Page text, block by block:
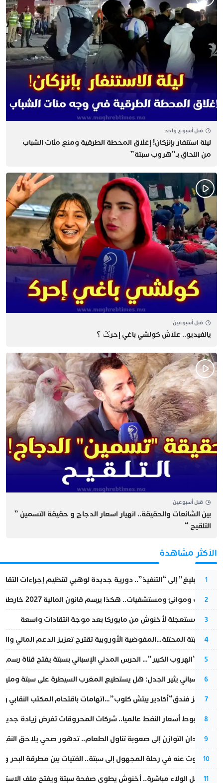
قبل أسبوع واحد
​ليلة استنفار بإنزكان! إغلاق المحطة الطرقية ومنع مئات الشباب
من اللحاق بـ”هروب سبتة”
قبل أسبوعين
يالفيديو.. علاش كولشي باغي إحرݣ ؟
قبل أسبوعين
بين الشائعات والحقيقة.. انهيار اسعار الدجاج و حقيقة التسمين ”
التلقيح “
الأكثر مشاهدة
1
من “التبليغ” إلى “التنفيذ”.. دورية جديدة لوهبي لتنظيم إجراءات
2
قطارات وموانئ ومستشفيات.. هكذا يرسم قانون المالية 2027 خارطة المغرب المقبل
3
عودة مستعجلة لأخنوش من مايوركا بعد موجة انتقادات واسعة
4
أزمة سبتة المحتلة…المفوضية الأوروبية تقترح تعزيز الدعم المالي
5
عملية “الهروب الكبير”… الحرس المدني الإسباني بسبتة يفتح قناة
6
تقرير إسباني يثير الجدل: هل يستطيع المغرب السيطرة على سبتة
7
أزمة تهز فندق“أكادير بيتش كلوب”…اتهامات باقتحام المكتب النقابي
8
رغم هبوط أسعار النفط عالميا.. شركات المحروقات تفرض زيادة
9
من فقدان التوازن إلى صعوبة تناول الطعام.. تدهور صحي يلاحق النقيب
10
المسكوت عنه في رحلة المجهول إلى سبتة.. الفتيات بين مطرقة البحر
11
بعد حفل الولاء مباشرة.. أخنوش يطوي صفحة سبتة ويفتح ملف